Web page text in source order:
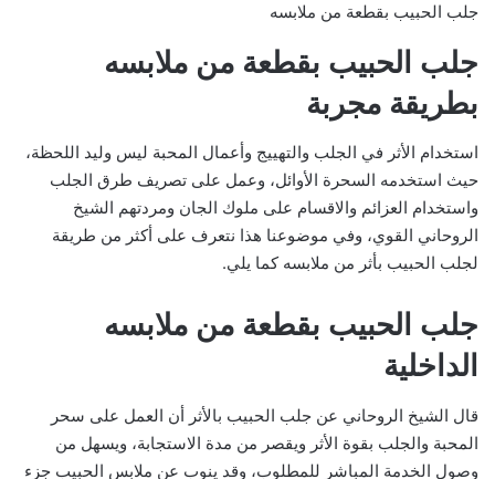
جلب الحبيب بقطعة من ملابسه
جلب الحبيب بقطعة من ملابسه
بطريقة مجربة
استخدام الأثر في الجلب والتهييج وأعمال المحبة ليس وليد اللحظة،
حيث استخدمه السحرة الأوائل، وعمل على تصريف طرق الجلب
واستخدام العزائم والاقسام على ملوك الجان ومردتهم الشيخ
الروحاني القوي، وفي موضوعنا هذا نتعرف على أكثر من طريقة
لجلب الحبيب بأثر من ملابسه كما يلي.
جلب الحبيب بقطعة من ملابسه
الداخلية
قال الشيخ الروحاني عن جلب الحبيب بالأثر أن العمل على سحر
المحبة والجلب بقوة الأثر ويقصر من مدة الاستجابة، ويسهل من
وصول الخدمة المباشر للمطلوب، وقد ينوب عن ملابس الحبيب جزء